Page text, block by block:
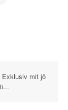
Exklusiv mit jö